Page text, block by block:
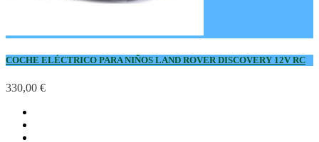
COCHE ELÉCTRICO PARA NIÑOS LAND ROVER DISCOVERY 12V RC
330,00 €